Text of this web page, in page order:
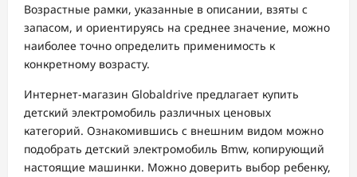
Возрастные рамки, указанные в описании, взяты с
запасом, и ориентируясь на среднее значение, можно
наиболее точно определить применимость к
конкретному возрасту.
Интернет-магазин Globaldrive предлагает купить
детский электромобиль различных ценовых
категорий. Ознакомившись с внешним видом можно
подобрать детский электромобиль Bmw, копирующий
настоящие машинки. Можно доверить выбор ребенку,